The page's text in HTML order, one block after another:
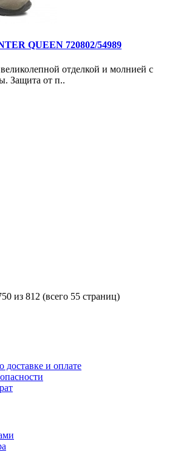
QUEEN 720802/54989
отделкой и молнией с
Защита от п..
из 812 (всего 55 страниц)
и оплате